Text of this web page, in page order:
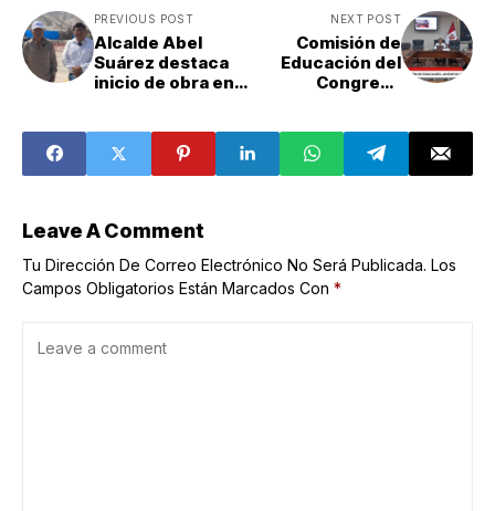
PREVIOUS POST
Alcalde Abel
Suárez destaca
inicio de obra en
NEXT POST
Comisión de
Educación del
Congreso
Nacional
Pedagógica
Jorge Basadre de
Leave A Comment
Tu Dirección De Correo Electrónico No Será Publicada. Los
Campos Obligatorios Están Marcados Con *